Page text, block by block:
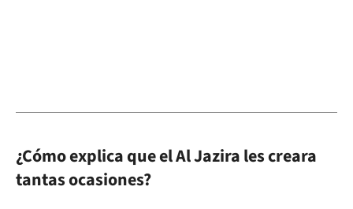
¿Cómo explica que el Al Jazira les creara
tantas ocasiones?